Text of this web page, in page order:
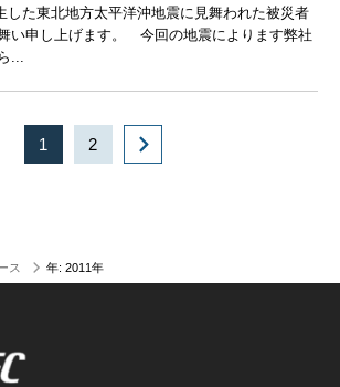
した東北地方太平洋沖地震に見舞われた被災者
い申し上げます。 今回の地震によります弊社
...
1 2
ス 年: 2011年